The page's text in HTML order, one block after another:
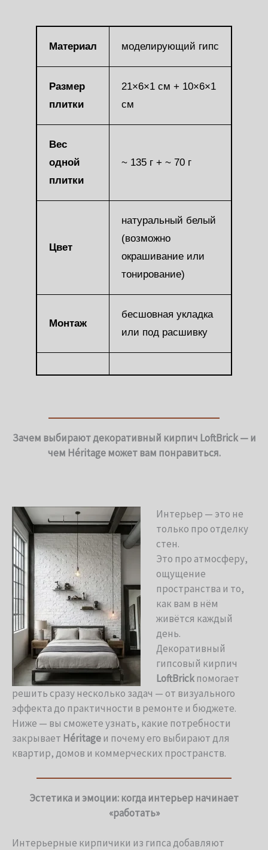
Материал моделирующий гипс
Размер
плитки
21×6×1 см + 10×6×1
см
Вес
одной
плитки
~ 135 г + ~ 70 г
Цвет
натуральный белый
(возможно
окрашивание или
тонирование)
Монтаж
бесшовная укладка
или под расшивку
Зачем выбирают декоративный кирпич LoftBrick — и
чем Héritageможет вам понравиться.
Интерьер — это не
только про отделку
стен.
Это про атмосферу,
ощущение
пространства и то,
как вам в нём
живётся каждый
день.
Декоративный
гипсовый кирпич
LoftBrickпомогает
решить сразу несколько задач — от визуального
эффекта до практичности в ремонте и бюджете.
Ниже — вы сможете узнать, какие потребности
закрывает Héritageи почему его выбирают для
квартир, домов и коммерческих пространств.
Эстетика и эмоции: когда интерьер начинает
«работать»
Интерьерные кирпичики из гипса добавляют